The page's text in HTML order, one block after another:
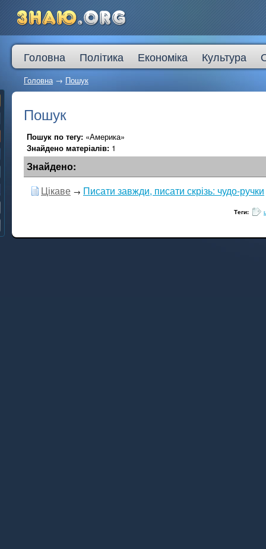
Головна Політика Економіка Культура
Головна→ Пошук
Пошук
Пошук по тегу: «Америка»
Знайдено матеріалів: 1
Знайдено:
Цікаве → Писати завжди, писати скрізь: чудо-ручки
Теги: